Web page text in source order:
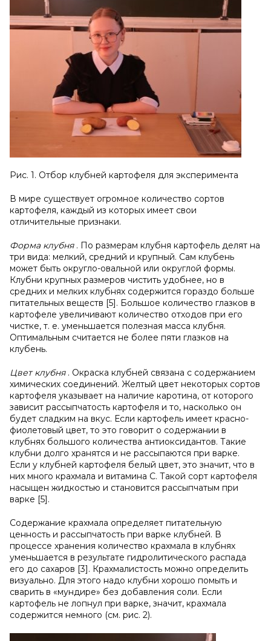
Рис. 1. Отбор клубней картофеля для эксперимента
В мире существует огромное количество сортов
картофеля, каждый из которых имеет свои
отличительные признаки.
Форма клубня . По размерам клубня картофель делят на
три вида: мелкий, средний и крупный. Сам клубень
может быть округло-овальной или округлой формы.
Клубни крупных размеров чистить удобнее, но в
средних и мелких клубнях содержится гораздо больше
питательных веществ [5]. Большое количество глазков в
картофеле увеличивают количество отходов при его
чистке, т. е. уменьшается полезная масса клубня.
Оптимальным считается не более пяти глазков на
клубень.
Цвет клубня . Окраска клубней связана с содержанием
химических соединений. Желтый цвет некоторых сортов
картофеля указывает на наличие каротина, от которого
зависит рассыпчатость картофеля и то, насколько он
будет сладким на вкус. Если картофель имеет красно-
фиолетовый цвет, то это говорит о содержании в
клубнях большого количества антиоксидантов. Такие
клубни долго хранятся и не рассыпаются при варке.
Если у клубней картофеля белый цвет, это значит, что в
них много крахмала и витамина С. Такой сорт картофеля
насыщен жидкостью и становится рассыпчатым при
варке [5].
Содержание крахмала определяет питательную
ценность и рассыпчатость при варке клубней. В
процессе хранения количество крахмала в клубнях
уменьшается в результате гидролитического распада
его до сахаров [3]. Крахмалистость можно определить
визуально. Для этого надо клубни хорошо помыть и
сварить в «мундире» без добавления соли. Если
картофель не лопнул при варке, значит, крахмала
содержится немного (см. рис. 2).